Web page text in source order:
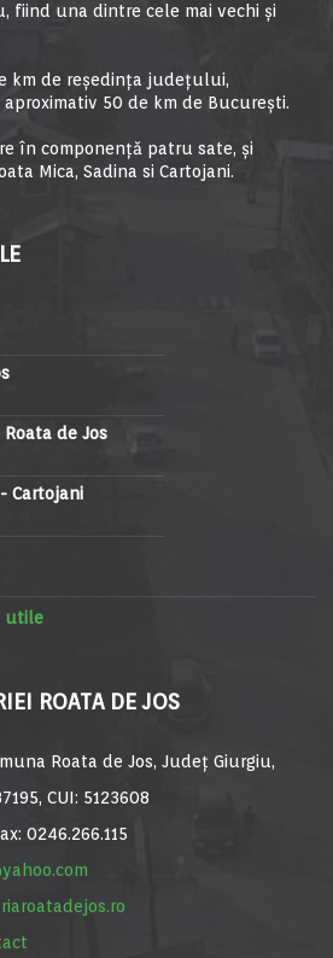
fiind una dintre cele mai vechi şi
km de reşedinţa judeţului,
50 de km de Bucureşti.
în componență patru sate, și
Mica, Sadina si Cartojani.
Roata de Jos
Cartojani
utile
ROATA DE JOS
Roata de Jos, Județ Giurgiu,
CUI: 5123608
0246.266.115